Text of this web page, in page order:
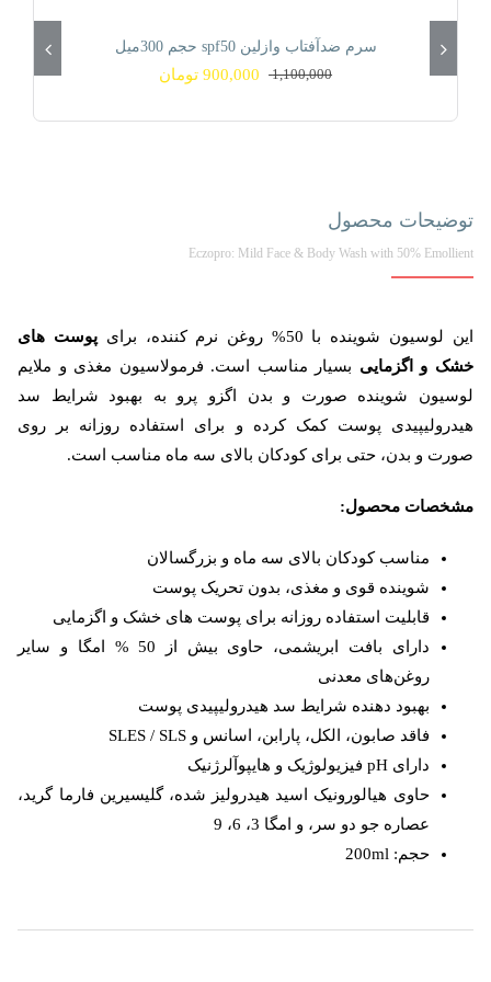
پوست
اتوپیا
200
موجود نیست!
18% تخفیف
سرم ضدآفتاب وازلین spf50 حجم 300میل
1,100,000
قیمت
1,100,000 تومان
900,000 تومان
قیمت
900,000 تومان
توضیحات محصول
Eczopro: Mild Face & Body Wash with 50% Emollient
این لوسیون شوینده با 50% روغن نرم‌ کننده، برای
پوست های
خشک و اگزمایی بسیار مناسب است. فرمولاسیون مغذی و ملایم
لوسیون شوینده صورت و بدن اگزو پرو به بهبود شرایط سد
هیدرولیپیدی پوست کمک کرده و برای استفاده روزانه بر روی
صورت و بدن، حتی برای کودکان بالای سه ماه مناسب است.
مشخصات محصول:
مناسب کودکان بالای سه ماه و بزرگسالان
شوینده قوی و مغذی، بدون تحریک پوست
قابلیت استفاده روزانه برای پوست های خشک و اگزمایی
دارای بافت ابریشمی، حاوی بیش از 50 % امگا و سایر
روغن‌های معدنی
بهبود دهنده شرایط سد هیدرولیپیدی پوست
فاقد صابون، الکل، پارابن، اسانس و SLES / SLS
دارای pH فیزیولوژیک و هایپوآلرژنیک
حاوی هیالورونیک اسید هیدرولیز شده، گلیسیرین فارما گرید،
عصاره جو دو سر، و امگا 3، 6، 9
حجم: 200ml